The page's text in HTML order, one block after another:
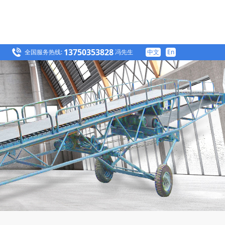
全国服务热线: 13750353828冯先生 中文 En